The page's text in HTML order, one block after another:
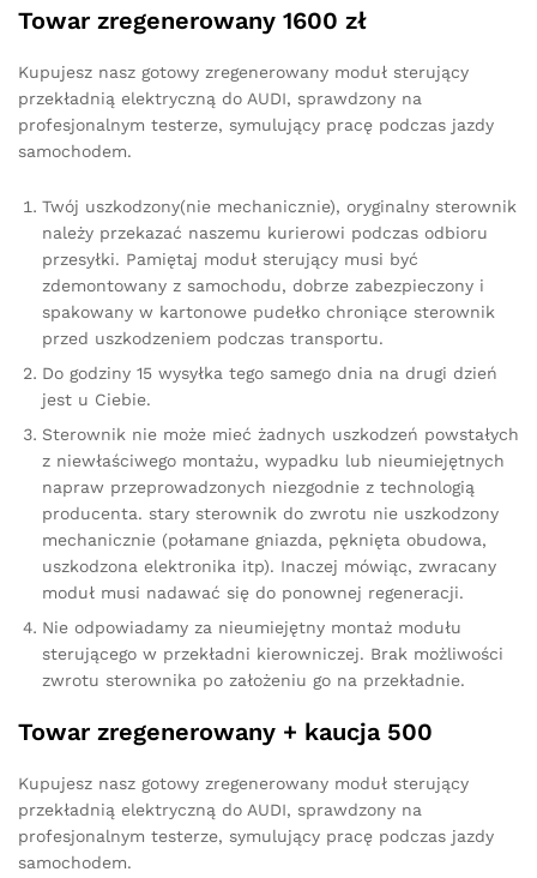
Towar zregenerowany 1600 zł
Kupujesz nasz gotowy zregenerowany moduł sterujący
przekładnią elektryczną do AUDI, sprawdzony na
profesjonalnym testerze, symulujący pracę podczas jazdy
samochodem.
Twój uszkodzony(nie mechanicznie), oryginalny sterownik
należy przekazać naszemu kurierowi podczas odbioru
przesyłki. Pamiętaj moduł sterujący musi być
zdemontowany z samochodu, dobrze zabezpieczony i
spakowany w kartonowe pudełko chroniące sterownik
przed uszkodzeniem podczas transportu.
Do godziny 15 wysyłka tego samego dnia na drugi dzień
jest u Ciebie.
Sterownik nie może mieć żadnych uszkodzeń powstałych
z niewłaściwego montażu, wypadku lub nieumiejętnych
napraw przeprowadzonych niezgodnie z technologią
producenta. stary sterownik do zwrotu nie uszkodzony
mechanicznie (połamane gniazda, pęknięta obudowa,
uszkodzona elektronika itp). Inaczej mówiąc, zwracany
moduł musi nadawać się do ponownej regeneracji.
Nie odpowiadamy za nieumiejętny montaż modułu
sterującego w przekładni kierowniczej. Brak możliwości
zwrotu sterownika po założeniu go na przekładnie.
Towar zregenerowany + kaucja 500
Kupujesz nasz gotowy zregenerowany moduł sterujący
przekładnią elektryczną do AUDI, sprawdzony na
profesjonalnym testerze, symulujący pracę podczas jazdy
samochodem.